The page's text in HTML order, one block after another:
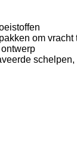
om vracht
schelpen,